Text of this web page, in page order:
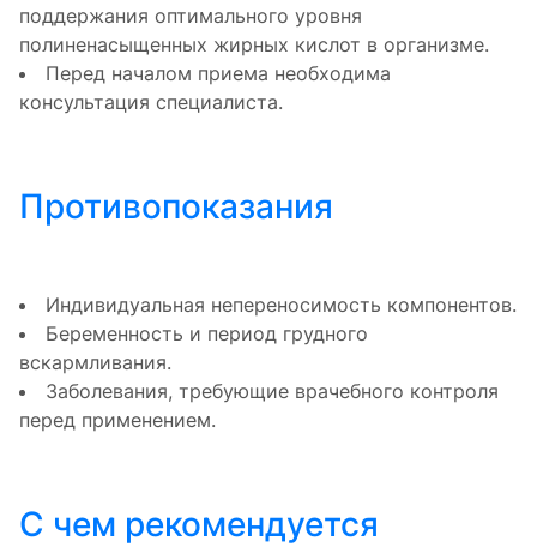
поддержания оптимального уровня
полиненасыщенных жирных кислот в организме.
Перед началом приема необходима
консультация специалиста.
Противопоказания
Индивидуальная непереносимость компонентов.
Беременность и период грудного
вскармливания.
Заболевания, требующие врачебного контроля
перед применением.
С чем рекомендуется